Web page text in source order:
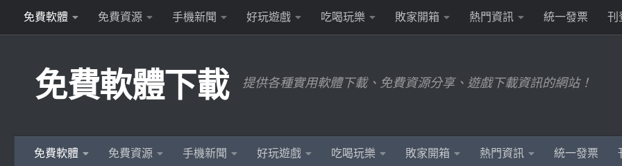
Skip to content
免費軟體 免費資源 手機新聞 好玩遊戲 吃喝玩樂 敗家開箱 熱門資訊 統一發票 刊
免費軟體下載 提供各種實用軟體下載、免費資源分享、遊戲下載資訊的網站！
免費軟體 免費資源 手機新聞 好玩遊戲 吃喝玩樂 敗家開箱 熱門資訊 統一發票